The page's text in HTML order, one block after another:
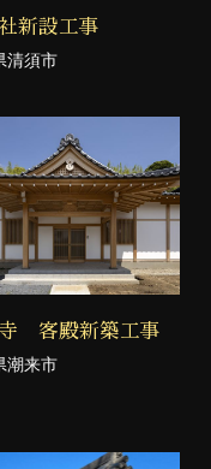
新設工事
清須市
客殿新築工事
潮来市